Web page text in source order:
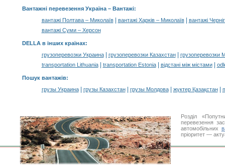
Вантажні перевезення Україна – Вантажі:
вантажі Полтава – Миколаїв| вантажі Харків – Миколаїв|
вантажі
вантажі Суми – Херсон
DELLA в інших країнах:
грузоперевозки Украина| грузоперевозки Казахстан|
грузоперевозки
transportation Lithuania| transportation Estonia| відстані між містами|
Пошук вантажів:
грузы Украина| грузы Казахстан| грузы Молдова| жүктер Қазақстан|
Розділ
перевезення
автомобільних
пріоритет —